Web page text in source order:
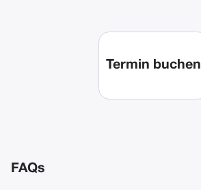
Termin buchen
FAQs